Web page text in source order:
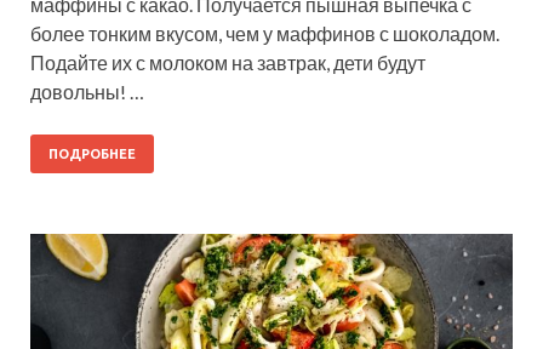
более тонким вкусом, чем у маффинов с шоколадом.
Подайте их с молоком на завтрак, дети будут
довольны! …
ПОДРОБНЕЕ